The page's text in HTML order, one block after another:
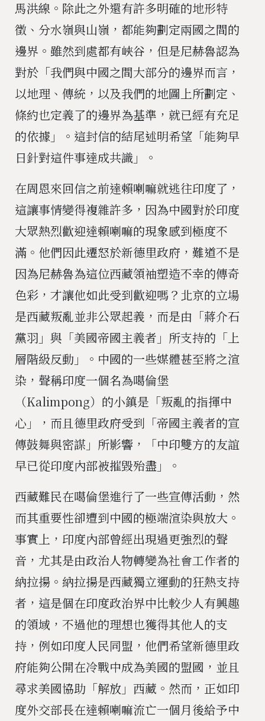
馬洪線。除此之外還有許多明確的地形特
徵、分水嶺與山嶺，都能夠劃定兩國之間的
邊界。雖然到處都有峽谷，但是尼赫魯認為
對於「我們與中國之間大部分的邊界而言，
以地理、傳統，以及我們的地圖上所劃定、
條約也定義了的邊界為基準，就已經有充足
的依據」。這封信的結尾述明希望「能夠早
日針對這件事達成共識」。
在周恩來回信之前達賴喇嘛就逃往印度了，
這讓事情變得複雜許多，因為中國對於印度
大眾熱烈歡迎達賴喇嘛的現象感到極度不
滿。他們因此遷怒於新德里政府，難道不是
因為尼赫魯為這位西藏領袖塑造不幸的傳奇
色彩，才讓他如此受到歡迎嗎？北京的立場
是西藏叛亂並非公眾起義，而是由「蔣介石
黨羽」與「美國帝國主義者」所支持的「上
層階級反動」。中國的一些媒體甚至將之渲
染，聲稱印度一個名為噶倫堡
（Kalimpong）的小鎮是「叛亂的指揮中
心」，而且德里政府受到「帝國主義者的宣
傳鼓舞與密謀」所影響，「中印雙方的友誼
早已從印度內部被摧毀殆盡」。
西藏難民在噶倫堡進行了一些宣傳活動，然
而其重要性卻遭到中國的極端渲染與放大。
事實上，印度內部曾經出現過更強烈的聲
音，尤其是由政治人物轉變為社會工作者的
納拉揚。納拉揚是西藏獨立運動的狂熱支持
者，這是個在印度政治界中比較少人有興趣
的領域，不過他的理想也獲得其他人的支
持，例如印度人民同盟，他們希望新德里政
府能夠公開在冷戰中成為美國的盟國，並且
尋求美國協助「解放」西藏。然而，正如印
度外交部長在達賴喇嘛流亡一個月後給予中